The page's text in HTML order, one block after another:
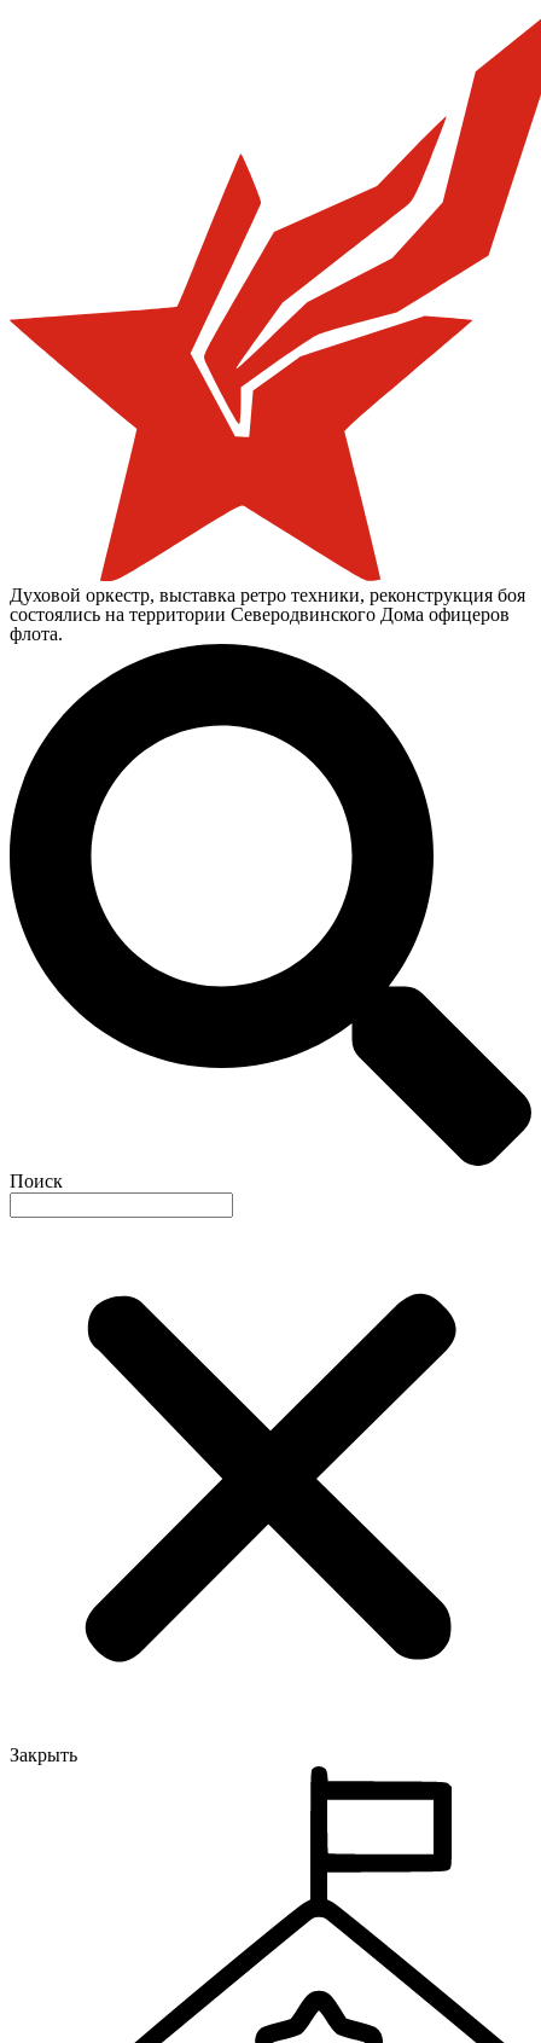
Духовой оркестр, выставка ретро техники, реконструкция боя
состоялись на территории Северодвинского Дома офицеров
флота.
Поиск
Закрыть